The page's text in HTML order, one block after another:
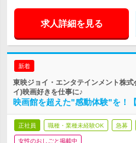
求人詳細を見る
新着
東映ジョイ・エンタテインメント株
イ)映画好きを仕事に♪
映画館を超えた"感動体験"を！
正社員 職種・業種未経験OK 急募
女性のおしごと掲載中